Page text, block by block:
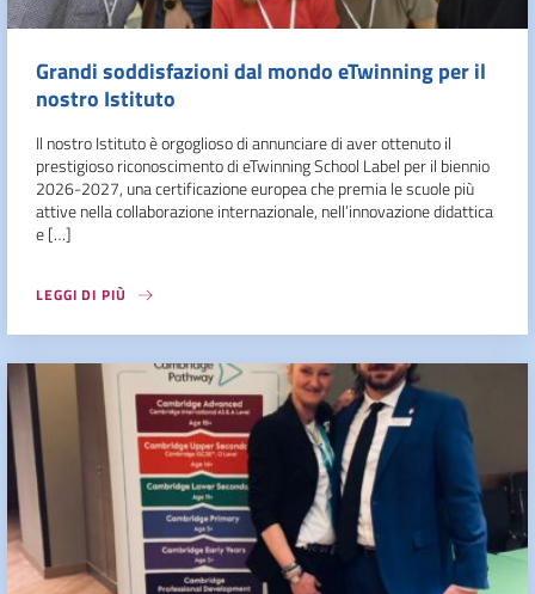
Grandi soddisfazioni dal mondo eTwinning per il
nostro Istituto
Il nostro Istituto è orgoglioso di annunciare di aver ottenuto il
prestigioso riconoscimento di eTwinning School Label per il biennio
2026-2027, una certificazione europea che premia le scuole più
attive nella collaborazione internazionale, nell’innovazione didattica
e […]
LEGGI DI PIÙ